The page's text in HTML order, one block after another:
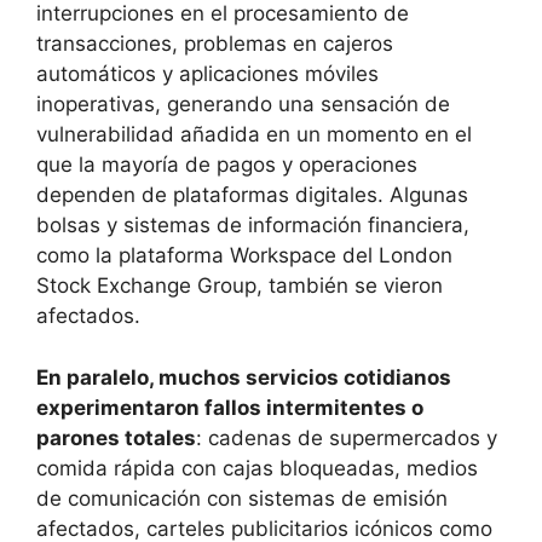
interrupciones en el procesamiento de
transacciones, problemas en cajeros
automáticos y aplicaciones móviles
inoperativas, generando una sensación de
vulnerabilidad añadida en un momento en el
que la mayoría de pagos y operaciones
dependen de plataformas digitales. Algunas
bolsas y sistemas de información financiera,
como la plataforma Workspace del London
Stock Exchange Group, también se vieron
afectados.
En paralelo, muchos servicios cotidianos
experimentaron fallos intermitentes o
parones totales: cadenas de supermercados y
comida rápida con cajas bloqueadas, medios
de comunicación con sistemas de emisión
afectados, carteles publicitarios icónicos como